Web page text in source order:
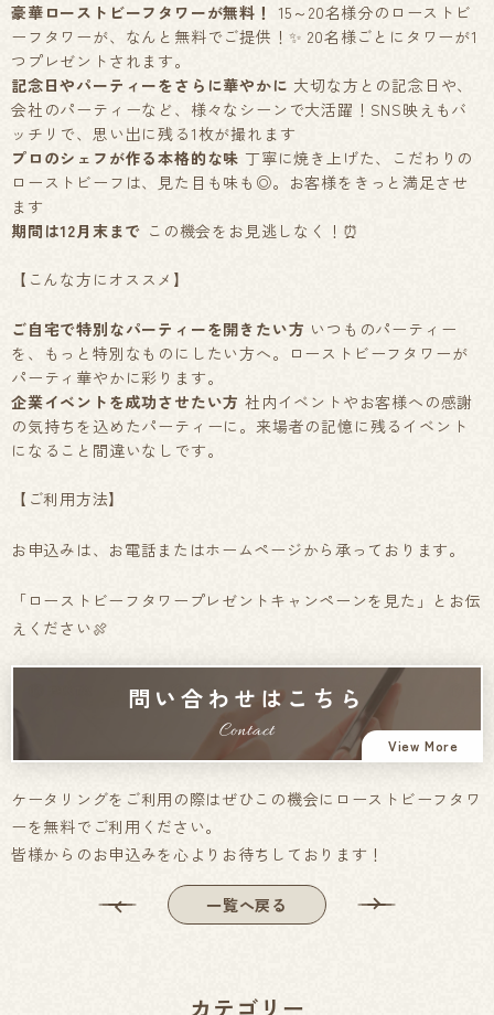
豪華ローストビーフタワーが無料！ 15～20名様分のローストビ
ーフタワーが、なんと無料でご提供！✨ 20名様ごとにタワーが1
つプレゼントされます。
記念日やパーティーをさらに華やかに 大切な方との記念日や、
会社のパーティーなど、様々なシーンで大活躍！SNS映えもバ
ッチリで、思い出に残る1枚が撮れます
プロのシェフが作る本格的な味 丁寧に焼き上げた、こだわりの
ローストビーフは、見た目も味も◎。お客様をきっと満足させ
ます
期間は12月末まで この機会をお見逃しなく！⏰
【こんな方にオススメ】
ご自宅で特別なパーティーを開きたい方 いつものパーティー
を、もっと特別なものにしたい方へ。ローストビーフタワーが
パーティ華やかに彩ります。
企業イベントを成功させたい方 社内イベントやお客様への感謝
の気持ちを込めたパーティーに。来場者の記憶に残るイベント
になること間違いなしです。
【ご利用方法】
お申込みは、お電話またはホームページから承っております。
「ローストビーフタワープレゼントキャンペーンを見た」とお伝
えください🍖
問い合わせはこちら
Contact
View More
ケータリングをご利用の際はぜひこの機会にローストビーフタワ
ーを無料でご利用ください。
皆様からのお申込みを心よりお待ちしております！
一覧へ戻る
カテゴリー